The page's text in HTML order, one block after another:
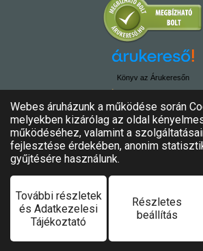
Könyv az Árukeresőn
Minden jog fenntartva!
Felhasználási feltételek